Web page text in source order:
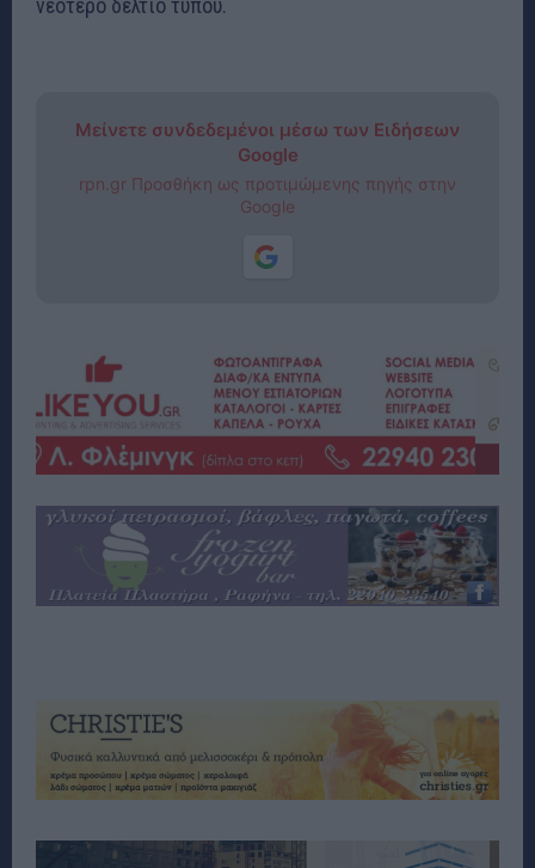
νεότερο δελτίο τύπου.
Μείνετε συνδεδεμένοι μέσω των Ειδήσεων
Google
rpn.gr Προσθήκη ως προτιμώμενης πηγής στην
Google